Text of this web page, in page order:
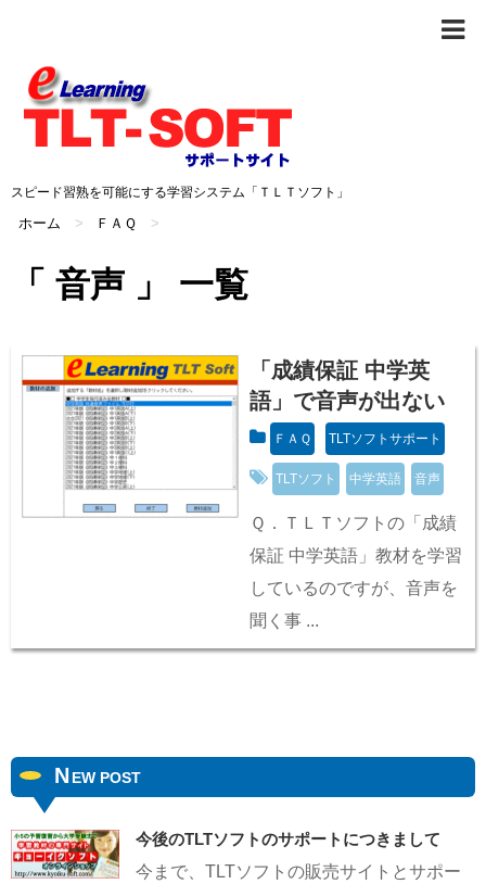
スピード習熟を可能にする学習システム「ＴＬＴソフト」
ホーム > ＦＡＱ >
「 音声 」 一覧
「成績保証 中学英
語」で音声が出ない
ＦＡＱ TLTソフトサポート
TLTソフト 中学英語 音声
Ｑ．ＴＬＴソフトの「成績
保証 中学英語」教材を学習
しているのですが、音声を
聞く事 ...
N EW POST
今後のTLTソフトのサポートにつきまして
今まで、TLTソフトの販売サイトとサポー